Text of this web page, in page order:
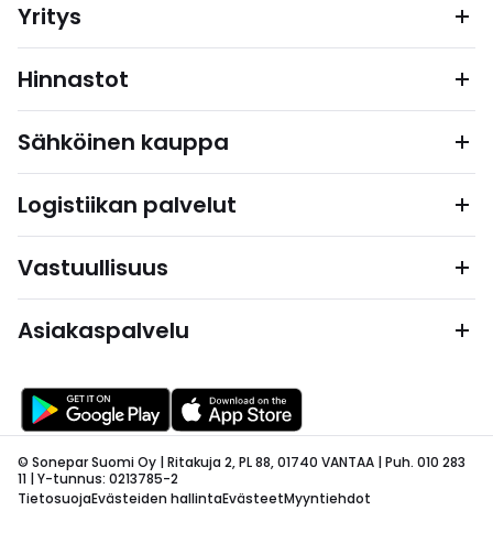
Yritys
Hinnastot
Sähköinen kauppa
Logistiikan palvelut
Vastuullisuus
Asiakaspalvelu
© Sonepar Suomi Oy | Ritakuja 2, PL 88, 01740 VANTAA | Puh. 010 283
11 | Y-tunnus: 0213785-2
TietosuojaEvästeiden hallintaEvästeetMyyntiehdot